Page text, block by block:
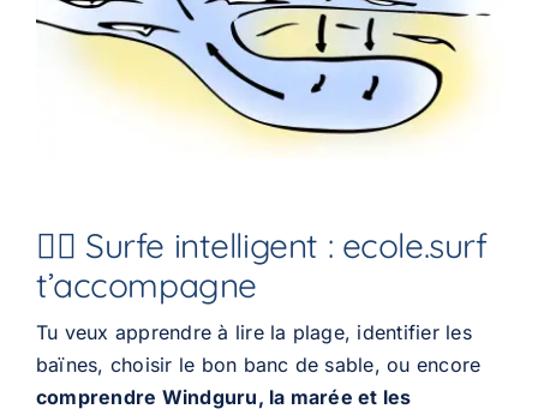
🏄‍♂️ Surfe intelligent : ecole.surf
t’accompagne
Tu veux apprendre à lire la plage, identifier les
baïnes, choisir le bon banc de sable, ou encore
comprendre Windguru, la marée et les